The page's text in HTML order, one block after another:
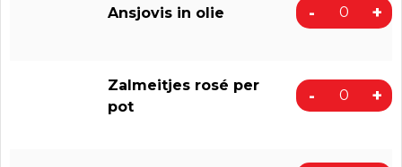
Ansjovis in olie - +
Zalmeitjes rosé per
pot
- +